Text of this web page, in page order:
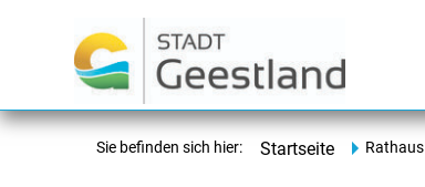
Sie befinden sich hier: Startseite Rathaus